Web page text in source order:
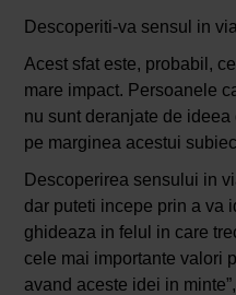
Descoperiti-va sensul in
Acest sfat este, probabil,
mare impact. Persoanele
nu sunt deranjate de
pe marginea acestui
Descoperirea sensului in
dar puteti incepe prin a va
ghideaza in felul in care
cele mai importante valori
avand aceste idei in